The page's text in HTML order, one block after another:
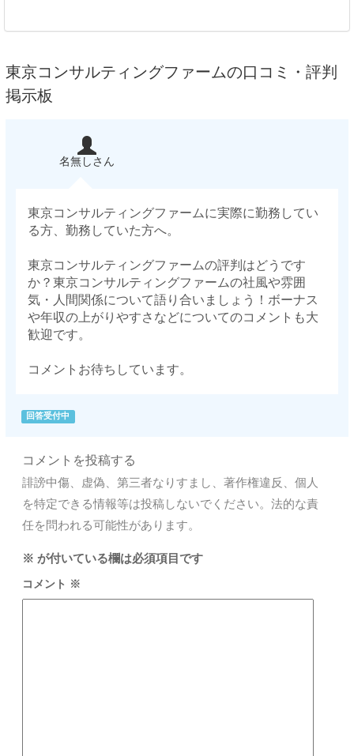
東京コンサルティングファームの口コミ・評判
掲示板
名無しさん
東京コンサルティングファームに実際に勤務してい
る方、勤務していた方へ。
東京コンサルティングファームの評判はどうです
か？東京コンサルティングファームの社風や雰囲
気・人間関係について語り合いましょう！ボーナス
や年収の上がりやすさなどについてのコメントも大
歓迎です。
コメントお待ちしています。
回答受付中
コメントを投稿する
誹謗中傷、虚偽、第三者なりすまし、著作権違反、個人
を特定できる情報等は投稿しないでください。法的な責
任を問われる可能性があります。
※ が付いている欄は必須項目です
コメント ※